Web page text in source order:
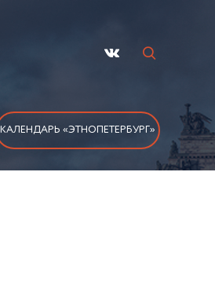
КАЛЕНДАРЬ «ЭТНОПЕТЕРБУРГ»